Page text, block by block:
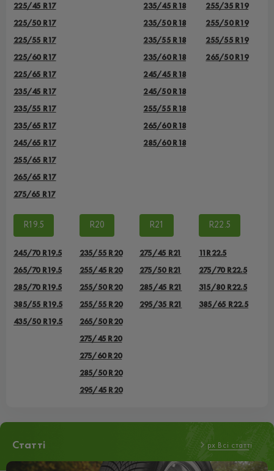
225/45 R17
225/50 R17
225/55 R17
225/60 R17
225/65 R17
235/45 R17
235/55 R17
235/65 R17
245/65 R17
255/65 R17
265/65 R17
275/65 R17
235/45 R18
235/50 R18
235/55 R18
235/60 R18
245/45 R18
245/50 R18
255/55 R18
265/60 R18
285/60 R18
255/35 R19
255/50 R19
255/55 R19
265/50 R19
R19.5
245/70 R19.5
265/70 R19.5
285/70 R19.5
385/55 R19.5
435/50 R19.5
R20
235/55 R20
255/45 R20
255/50 R20
255/55 R20
265/50 R20
275/45 R20
275/60 R20
285/50 R20
295/45 R20
R21
275/45 R21
275/50 R21
285/45 R21
295/35 R21
R22.5
11R22.5
275/70 R22.5
315/80 R22.5
385/65 R22.5
Статті px Всі статті